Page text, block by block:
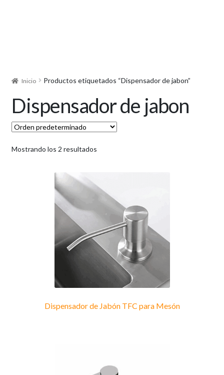
Inicio Productos etiquetados “Dispensador de jabon”
Dispensador de jabon
Mostrando los 2 resultados
Dispensador de Jabón TFC para Mesón